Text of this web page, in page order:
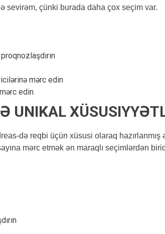
sevirəm, çünki burada daha çox seçim var.
mərc edin
edin
UNIKAL
də reqbi üçün xüsusi olaraq
mərc etmək ən maraqlı seçimlərdən